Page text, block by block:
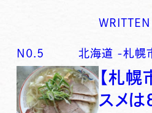
N0. 5 北海道 -札幌
【札幌
スメ